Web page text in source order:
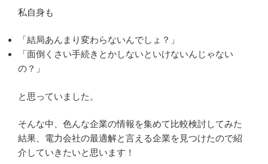
私自身も
「結局あんまり変わらないんでしょ？」
「面倒くさい手続きとかしないといけないんじゃない
の？」
と思っていました。
そんな中、色んな企業の情報を集めて比較検討してみた
結果、電力会社の最適解と言える企業を見つけたので紹
介していきたいと思います！